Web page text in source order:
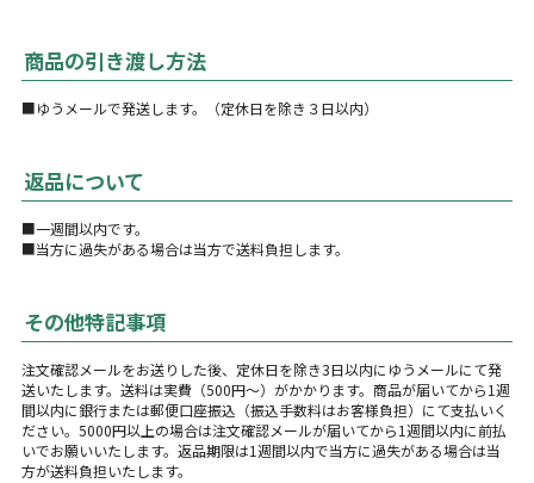
商品の引き渡し方法
■ゆうメールで発送します。（定休日を除き３日以内）
返品について
■一週間以内です。
■当方に過失がある場合は当方で送料負担します。
その他特記事項
注文確認メールをお送りした後、定休日を除き3日以内にゆうメールにて発
送いたします。送料は実費（500円～）がかかります。商品が届いてから1週
間以内に銀行または郵便口座振込（振込手数料はお客様負担）にて支払いく
ださい。5000円以上の場合は注文確認メールが届いてから1週間以内に前払
いでお願いいたします。返品期限は1週間以内で当方に過失がある場合は当
方が送料負担いたします。